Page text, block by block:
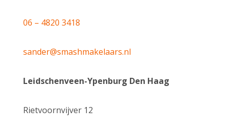
06 – 4820 3418
sander@smashmakelaars.nl
Leidschenveen-Ypenburg Den Haag
Rietvoornvijver 12